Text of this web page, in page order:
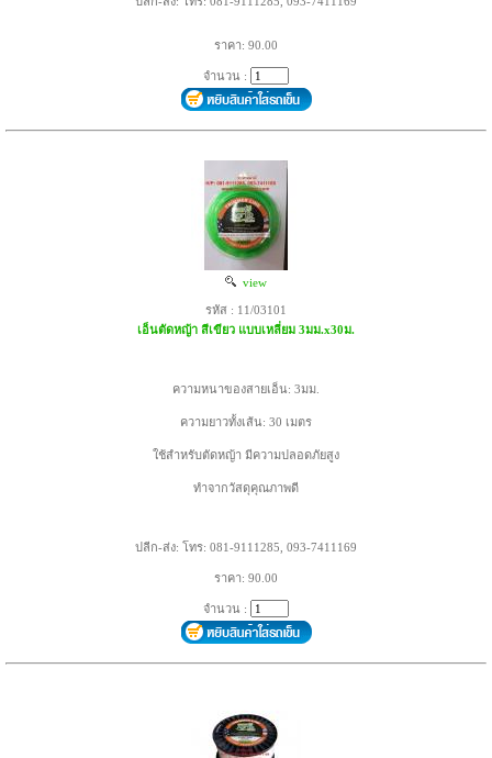
ราคา: 90.00
จำนวน :
view
รหัส : 11/03101
เอ็นตัดหญ้า สีเขียว แบบเหลี่ยม 3มม.x30ม.
ความหนาของสายเอ็น: 3มม.
ความยาวทั้งเส้น: 30 เมตร
ใช้สำหรับตัดหญ้า มีความปลอดภัยสูง
ทำจากวัสดุคุณภาพดี
ปลีก-ส่ง: โทร: 081-9111285, 093-7411169
ราคา: 90.00
จำนวน :